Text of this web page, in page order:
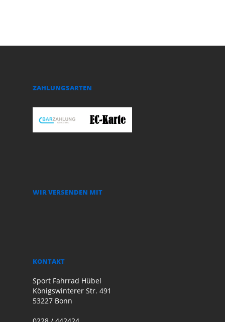
ZAHLUNGSARTEN
WIR VERSENDEN MIT
KONTAKT
Sport Fahrrad Hübel
Königswinterer Str. 491
53227 Bonn